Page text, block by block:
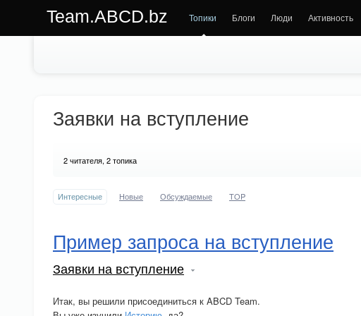
Team.ABCD.bz Топики Блоги Люди Активность
Заявки на вступление
2читателя, 2 топика
Интересные Новые Обсуждаемые TOP
Пример запроса на вступление
Заявки на вступление
Итак, вы решили присоединиться к ABCD Team.